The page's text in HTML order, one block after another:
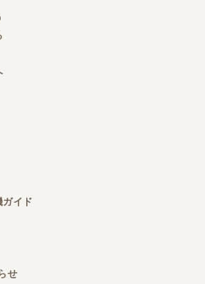
ら還
される社長さんです。また欲しい物が
カワ
かった 色彩選別機を買うことができ
も、未使用の状態です。 当方の価格に
米の販売促進に弾みをつけることがで
にありがとうございました。 また、ご
イド
せ